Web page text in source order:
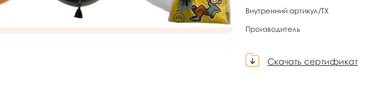
Внутренний артикул/TX
Производитель
Скачать сертификат